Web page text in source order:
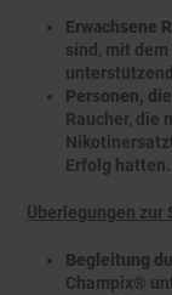
Erwachsene
sind, mit
Personen,
Raucher, die
Erfolg hatten.
Überlegungen zur
Begleitung
Champix®